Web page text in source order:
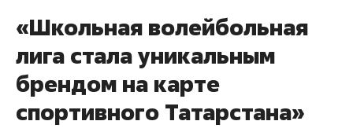
«Школьная волейбольная
лига стала уникальным
брендом на карте
спортивного Татарстана»